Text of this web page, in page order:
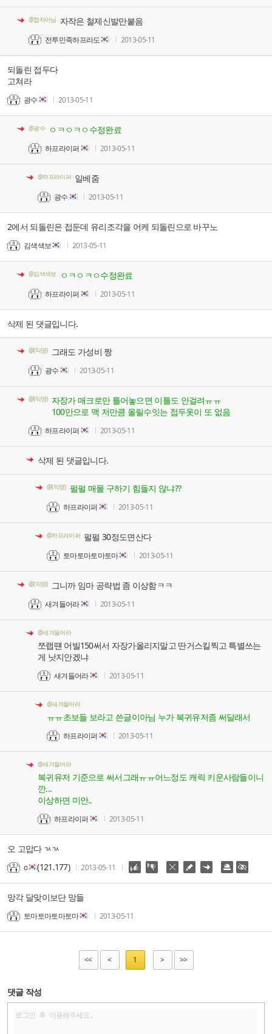
@첩자아님 자작은 철제신발만붙음
전투민족하프라도 2013-05-11
되돌린 접두다
고쳐라
광수 2013-05-11
@광수 ㅇㅋㅇㅋㅇ수정완료
하프라이퍼 2013-05-11
@하프라이퍼 일베줌
광수 2013-05-11
2에서 되돌린은 접둔데 유리조각을 어케 되돌린으로 바꾸노
김색색보 2013-05-11
@김색색보 ㅇㅋㅇㅋㅇ수정완료
하프라이퍼 2013-05-11
삭제 된 댓글입니다.
@(익명) 그래도 가성비 짱
광수 2013-05-11
@(익명) 자장가 매크로만 틀어놓으면 이틀도 안걸려ㅠㅠ
100만으로 맥 저만큼 올릴수잇는 접두옷이 또 없음
하프라이퍼 2013-05-11
삭제 된 댓글입니다.
@(익명) 펄펄 매물 구하기 힘들지 않냐??
하프라이퍼 2013-05-11
@하프라이퍼 펄펄 30정도면산다
토마토마토마토마 2013-05-11
@(익명) 그니까 임마 공략법 좀 이상함ㅋㅋ
새겨들어라 2013-05-11
@새겨들어라
쪼랩떈 어빌150써서 자장가올리지말고 딴거스킬찍고 특별쓰는
게 낫지안겠냐
새겨들어라 2013-05-11
@새겨들어라
ㅠㅠ초보들 보라고 쓴글이아님 누가 복귀유저좀 써달래서
하프라이퍼 2013-05-11
@새겨들어라
복귀유저 기준으로 써서그래ㅠㅠ어느정도 캐릭 키운사람들이니
깐...
이상하면 미안..
하프라이퍼 2013-05-11
오 고맙다 ㄳㄳ
o (121.177) 2013-05-11
망각 달맞이보단 망들
토마토마토마토마 2013-05-11
<< < 1 > >>
댓글 작성